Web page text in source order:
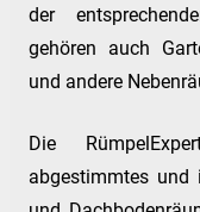
der
gehören auch
und andere
Die
abgestimmtes und